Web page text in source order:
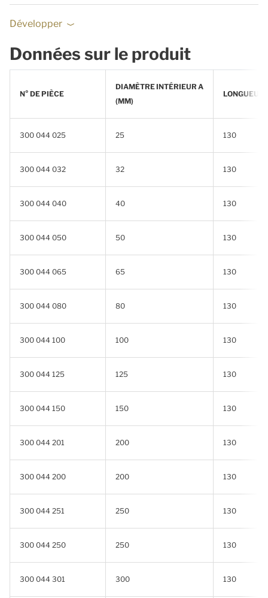
Développer
Données sur le produit
N° DE PIÈCE
DIAMÈTRE INTÉRIEUR A
(MM)
LONGUEUR
300 044 025 25 130
300 044 032 32 130
300 044 040 40 130
300 044 050 50 130
300 044 065 65 130
300 044 080 80 130
300 044 100 100 130
300 044 125 125 130
300 044 150 150 130
300 044 201 200 130
300 044 200 200 130
300 044 251 250 130
300 044 250 250 130
300 044 301 300 130